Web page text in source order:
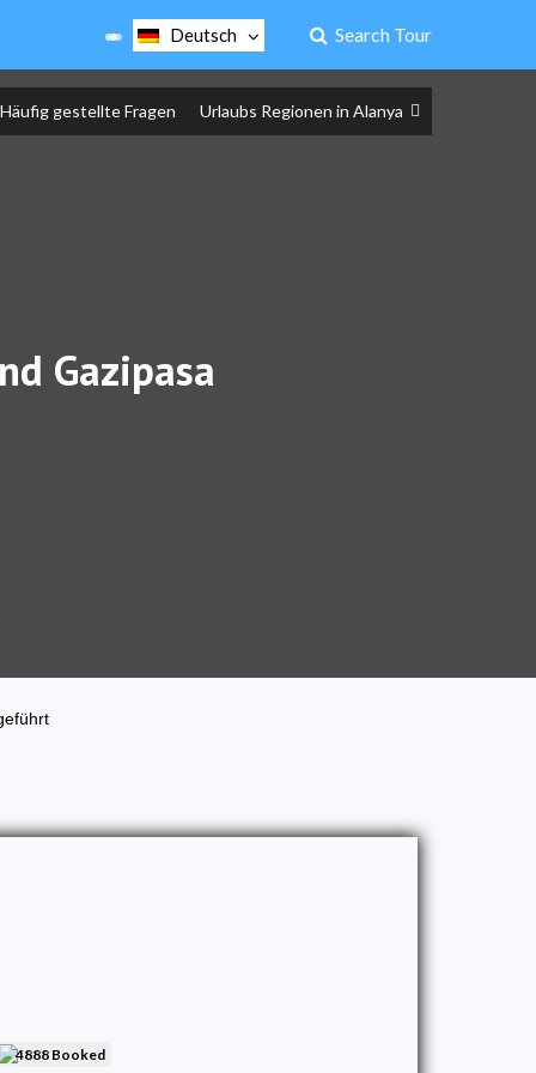
Search Tour
Deutsch
Häufig gestellte Fragen Urlaubs Regionen in Alanya
Gazipasa
4888 Booked